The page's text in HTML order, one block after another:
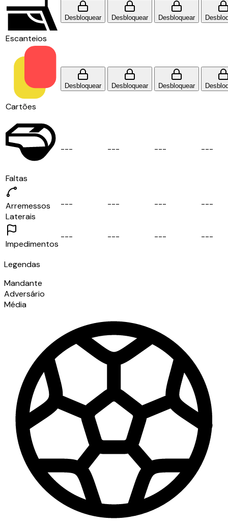
Escanteios
Desbloquear Desbloquear Desbloquear
Cartões
Desbloquear Desbloquear Desbloquear
Faltas
--- --- --- ---
Arremessos
Laterais
--- --- --- ---
Impedimentos
--- --- --- ---
Legendas
Mandante
Adversário
Média